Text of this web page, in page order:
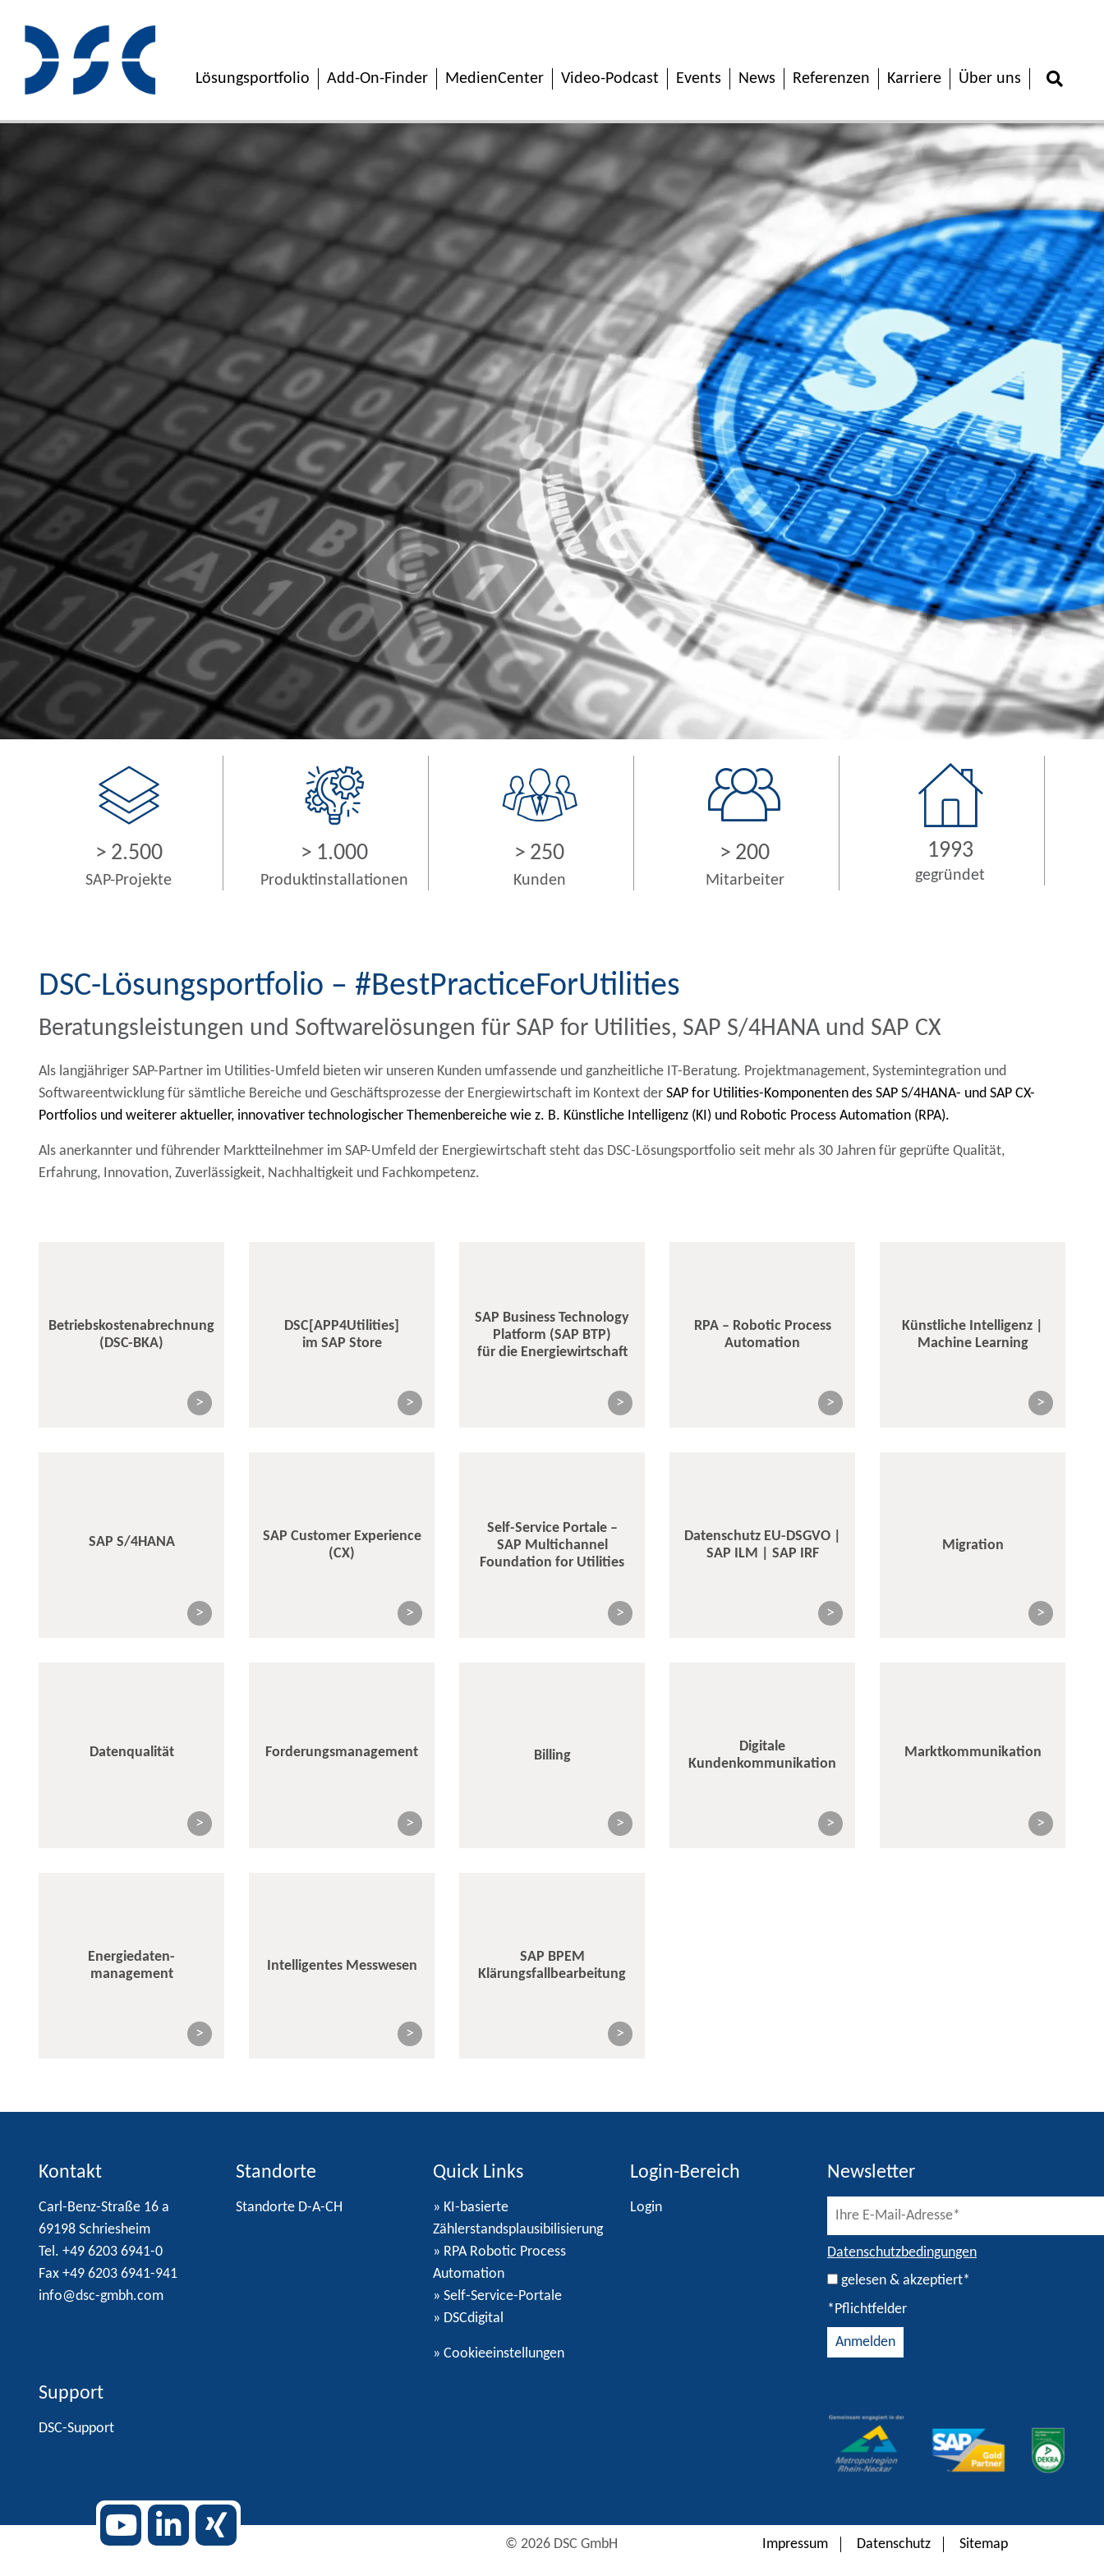
Lösungsportfolio Add-On-Finder MedienCenter Video-Podcast Events News Referenzen Karriere Über uns
> 2.500
SAP-Projekte
> 1.000
Produktinstallationen
> 250
Kunden
> 200
Mitarbeiter
1993
gegründet
DSC-Lösungsportfolio – #BestPracticeForUtilities
Beratungsleistungen und Softwarelösungen für SAP for Utilities, SAP S/4HANA und SAP CX
Als langjähriger SAP-Partner im Utilities-Umfeld bieten wir unseren Kunden umfassende und ganzheitliche IT-Beratung. Projektmanagement, Systemintegration und
Softwareentwicklung für sämtliche Bereiche und Geschäftsprozesse der Energiewirtschaft im Kontext der SAP for Utilities-Komponenten des SAP S/4HANA- und SAP CX-
Portfolios und weiterer aktueller, innovativer technologischer Themenbereiche wie z. B. Künstliche Intelligenz (KI) und Robotic Process Automation (RPA).
Als anerkannter und führender Marktteilnehmer im SAP-Umfeld der Energiewirtschaft steht das DSC-Lösungsportfolio seit mehr als 30 Jahren für geprüfte Qualität,
Erfahrung, Innovation, Zuverlässigkeit, Nachhaltigkeit und Fachkompetenz.
Betriebskostenabrechnung
(DSC-BKA)
>
DSC[APP4Utilities]
im SAP Store
>
SAP Business Technology
Platform (SAP BTP)
für die Energiewirtschaft
>
RPA – Robotic Process
Automation
>
Künstliche Intelligenz |
Machine Learning
>
SAP S/4HANA
>
SAP Customer Experience
(CX)
>
Self-Service Portale –
SAP Multichannel
Foundation for Utilities
>
Datenschutz EU-DSGVO |
SAP ILM | SAP IRF
>
Migration
>
Datenqualität
>
Forderungsmanagement
>
Billing
>
Digitale
Kundenkommunikation
>
Marktkommunikation
>
Energiedaten-
management
>
Intelligentes Messwesen
>
SAP BPEM
Klärungsfallbearbeitung
>
Kontakt
Carl-Benz-Straße 16 a
69198 Schriesheim
Tel. +49 6203 6941-0
Fax +49 6203 6941-941
info@dsc-gmbh.com
Standorte
Standorte D-A-CH
Quick Links
» KI-basierte
Zählerstandsplausibilisierung
» RPA Robotic Process
Automation
» Self-Service-Portale
» DSCdigital
» Cookieeinstellungen
Login-Bereich
Login
Newsletter
Datenschutzbedingungen
gelesen & akzeptiert*
*Pflichtfelder
Support
DSC-Support
© 2026 DSC GmbH Impressum Datenschutz Sitemap